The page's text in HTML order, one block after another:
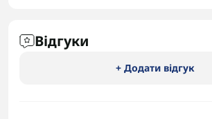
Відгуки
+ Додати відгук